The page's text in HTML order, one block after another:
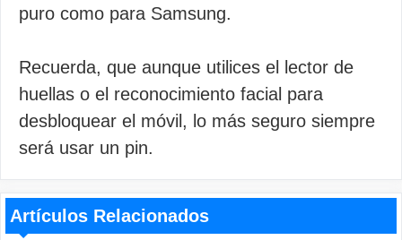
puro como para Samsung.
Recuerda, que aunque utilices el lector de
huellas o el reconocimiento facial para
desbloquear el móvil, lo más seguro siempre
será usar un pin.
Artículos Relacionados